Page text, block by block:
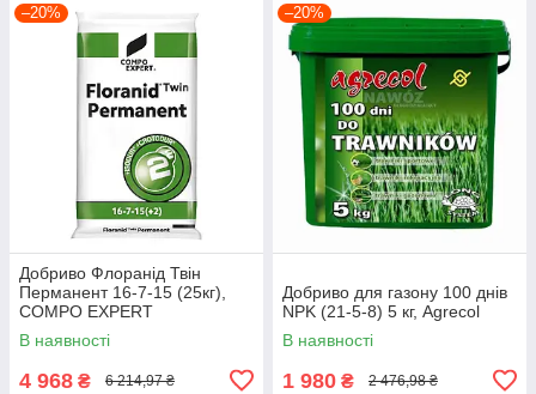
–20%
Добриво Флоранід Твін
Перманент 16-7-15 (25кг),
COMPO EXPERT
В наявності
4 968 ₴ 6 214,97 ₴
–20%
Добриво для газону 100 днів
NPK (21-5-8) 5 кг, Agrecol
В наявності
1 980 ₴ 2 476,98 ₴